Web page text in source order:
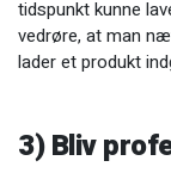
tidspunkt kunne
vedrøre, at man
lader et produkt
3) Bliv